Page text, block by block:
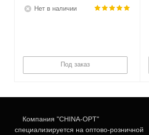
Нет в наличии
Под заказ
Компания "CHINA-OPT"
специализируется на оптово-розничной